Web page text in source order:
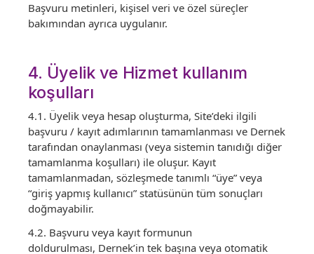
Başvuru metinleri, kişisel veri ve özel süreçler
bakımından ayrıca uygulanır.
4. Üyelik ve Hizmet kullanım
koşulları
4.1. Üyelik veya hesap oluşturma, Site’deki ilgili
başvuru / kayıt adımlarının tamamlanması ve Dernek
tarafından onaylanması (veya sistemin tanıdığı diğer
tamamlanma koşulları) ile oluşur. Kayıt
tamamlanmadan, sözleşmede tanımlı “üye” veya
“giriş yapmış kullanıcı” statüsünün tüm sonuçları
doğmayabilir.
4.2. Başvuru veya kayıt formunun
doldurulması, Dernek’in tek başına veya otomatik